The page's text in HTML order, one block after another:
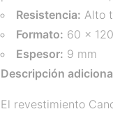
Resistencia: Alto
Formato: 60 x
Espesor: 9 mm
Descripción
El revestimiento